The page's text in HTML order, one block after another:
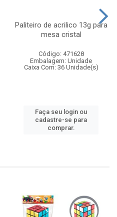
Paliteiro de acrilico 13g para
mesa cristal
Código: 471628
Embalagem: Unidade
Caixa Com: 36 Unidade(s)
Faça seu login ou
cadastre-se para
comprar.